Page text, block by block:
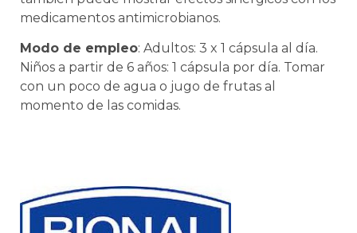
medicamentos antimicrobianos.
Modo de empleo: Adultos: 3 x 1 cápsula al día.
Niños a partir de 6 años: 1 cápsula por día. Tomar
con un poco de agua o jugo de frutas al
momento de las comidas.